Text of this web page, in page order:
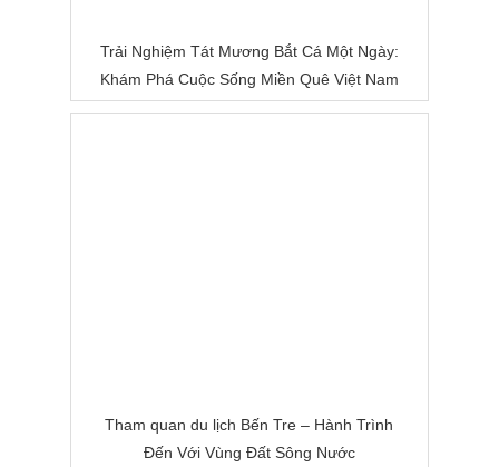
Trải Nghiệm Tát Mương Bắt Cá Một Ngày:
Khám Phá Cuộc Sống Miền Quê Việt Nam
Tham quan du lịch Bến Tre – Hành Trình
Đến Với Vùng Đất Sông Nước